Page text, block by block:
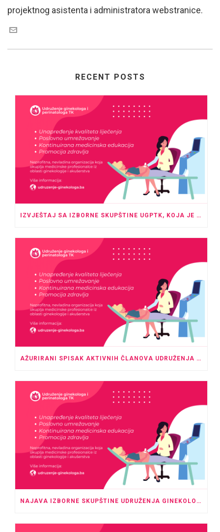
projektnog asistenta i administratora webstranice.
RECENT POSTS
IZVJEŠTAJ SA IZBORNE SKUPŠTINE UGPTK, KOJA JE ODRŽANA U PROSTORU HOTELA “ROYAL” TUZLA SA POČETKOM U 20:00 SATI.
AŽURIRANI SPISAK AKTIVNIH ČLANOVA UDRUŽENJA GINEKOLOGA I PERINATOLOGA TK – MAJ 2026.
NAJAVA IZBORNE SKUPŠTINE UDRUŽENJA GINEKOLOGA I PERINATOLOGA TK